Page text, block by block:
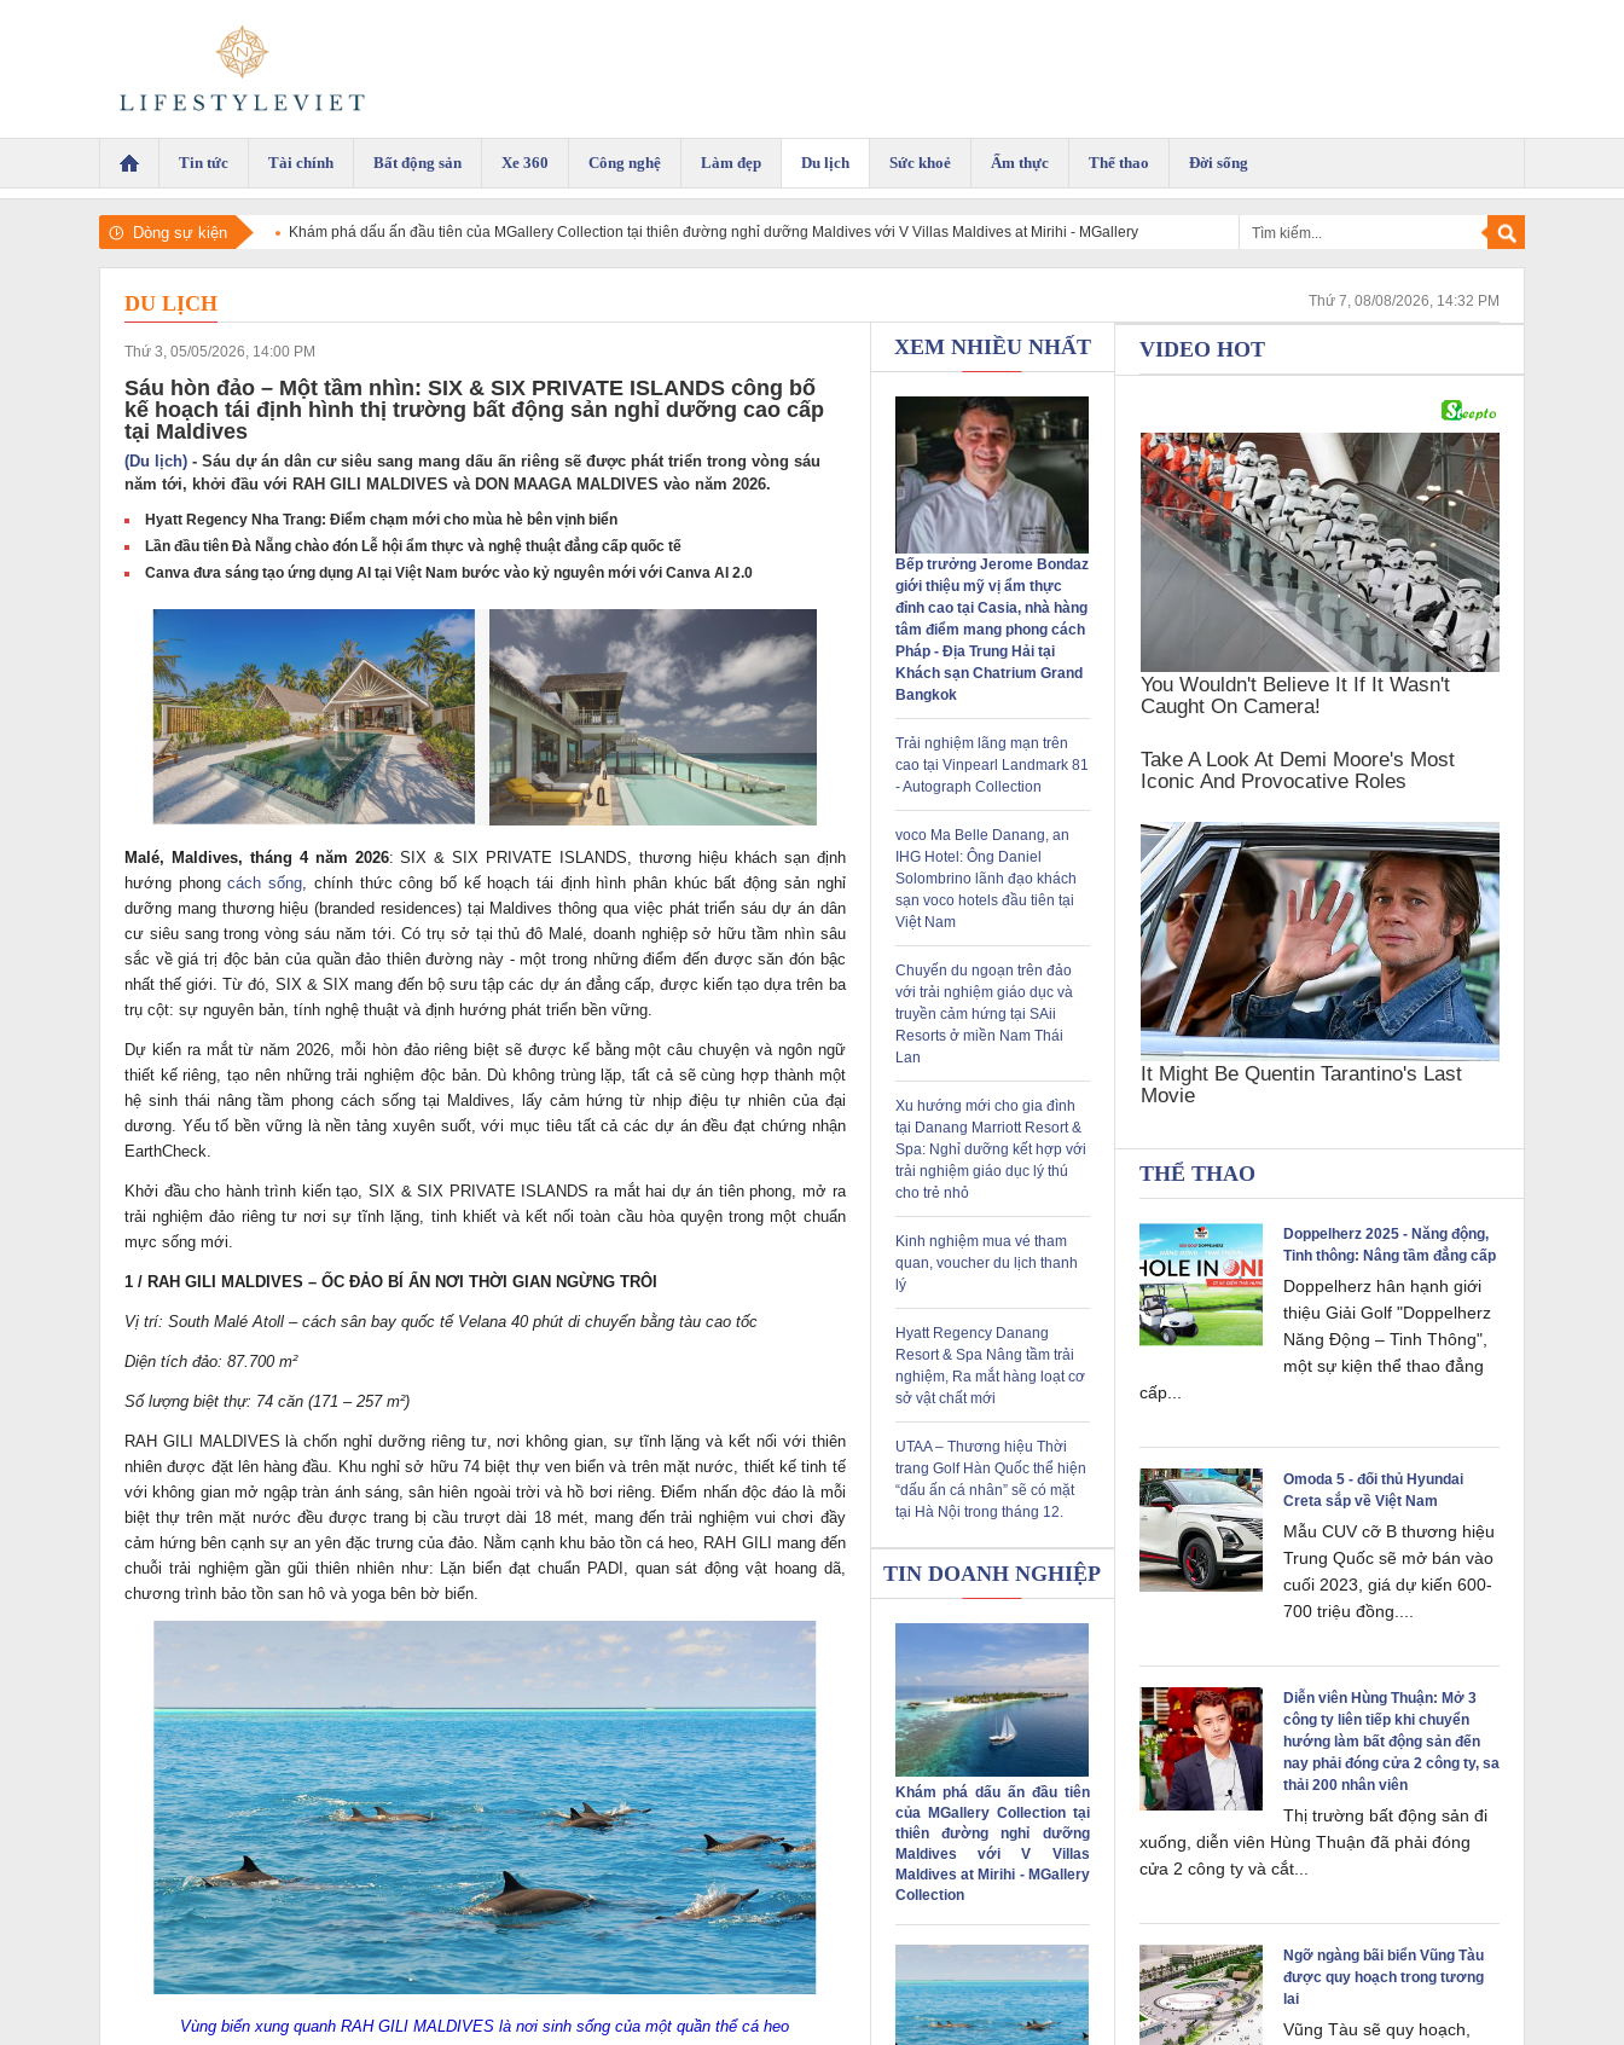
Tin tức Tài chính Bất động sản Xe 360 Công nghệ Làm đẹp Du lịch Sức khoẻ Ẩm thực Thể thao Đời sống
Dòng sự kiện
Khám phá dấu ấn đầu tiên của MGallery Collection tại thiên đường nghỉ dưỡng Maldives với V Villas Maldives at Mirihi - MGallery
Collection
DU LỊCH Thứ 7, 08/08/2026, 14:32 PM
Thứ 3, 05/05/2026, 14:00 PM
Sáu hòn đảo – Một tầm nhìn: SIX & SIX PRIVATE ISLANDS công bố
kế hoạch tái định hình thị trường bất động sản nghỉ dưỡng cao cấp
tại Maldives
(Du lịch) - Sáu dự án dân cư siêu sang mang dấu ấn riêng sẽ được phát triển trong vòng sáu
năm tới, khởi đầu với RAH GILI MALDIVES và DON MAAGA MALDIVES vào năm 2026.
Hyatt Regency Nha Trang: Điểm chạm mới cho mùa hè bên vịnh biển
Lần đầu tiên Đà Nẵng chào đón Lễ hội ẩm thực và nghệ thuật đẳng cấp quốc tế
Canva đưa sáng tạo ứng dụng AI tại Việt Nam bước vào kỷ nguyên mới với Canva AI 2.0
Malé, Maldives, tháng 4 năm 2026: SIX & SIX PRIVATE ISLANDS, thương hiệu khách sạn định
hướng phongcách sống, chính thức công bố kế hoạch tái định hình phân khúc bất động sản nghỉ
dưỡng mang thương hiệu (branded residences) tại Maldives thông qua việc phát triển sáu dự án dân
cư siêu sang trong vòng sáu năm tới. Có trụ sở tại thủ đô Malé, doanh nghiệp sở hữu tầm nhìn sâu
sắc về giá trị độc bản của quần đảo thiên đường này - một trong những điểm đến được săn đón bậc
nhất thế giới. Từ đó, SIX & SIX mang đến bộ sưu tập các dự án đẳng cấp, được kiến tạo dựa trên ba
trụ cột: sự nguyên bản, tính nghệ thuật và định hướng phát triển bền vững.
Dự kiến ra mắt từ năm 2026, mỗi hòn đảo riêng biệt sẽ được kể bằng một câu chuyện và ngôn ngữ
thiết kế riêng, tạo nên những trải nghiệm độc bản. Dù không trùng lặp, tất cả sẽ cùng hợp thành một
hệ sinh thái nâng tầm phong cách sống tại Maldives, lấy cảm hứng từ nhịp điệu tự nhiên của đại
dương. Yếu tố bền vững là nền tảng xuyên suốt, với mục tiêu tất cả các dự án đều đạt chứng nhận
EarthCheck.
Khởi đầu cho hành trình kiến tạo, SIX & SIX PRIVATE ISLANDS ra mắt hai dự án tiên phong, mở ra
trải nghiệm đảo riêng tư nơi sự tĩnh lặng, tinh khiết và kết nối toàn cầu hòa quyện trong một chuẩn
mực sống mới.
1 / RAH GILI MALDIVES – ỐC ĐẢO BÍ ẨN NƠI THỜI GIAN NGỪNG TRÔI
Vị trí: South Malé Atoll – cách sân bay quốc tế Velana 40 phút di chuyển bằng tàu cao tốc
Diện tích đảo: 87.700 m²
Số lượng biệt thự: 74 căn (171 – 257 m²)
RAH GILI MALDIVES là chốn nghỉ dưỡng riêng tư, nơi không gian, sự tĩnh lặng và kết nối với thiên
nhiên được đặt lên hàng đầu. Khu nghỉ sở hữu 74 biệt thự ven biển và trên mặt nước, thiết kế tinh tế
với không gian mở ngập tràn ánh sáng, sân hiên ngoài trời và hồ bơi riêng. Điểm nhấn độc đáo là mỗi
biệt thự trên mặt nước đều được trang bị cầu trượt dài 18 mét, mang đến trải nghiệm vui chơi đầy
cảm hứng bên cạnh sự an yên đặc trưng của đảo. Nằm cạnh khu bảo tồn cá heo, RAH GILI mang đến
chuỗi trải nghiệm gần gũi thiên nhiên như: Lặn biển đạt chuẩn PADI, quan sát động vật hoang dã,
chương trình bảo tồn san hô và yoga bên bờ biển.
Vùng biển xung quanh RAH GILI MALDIVES là nơi sinh sống của một quần thể cá heo
XEM NHIỀU NHẤT
Bếp trưởng Jerome Bondaz
giới thiệu mỹ vị ẩm thực
đỉnh cao tại Casia, nhà hàng
tâm điểm mang phong cách
Pháp - Địa Trung Hải tại
Khách sạn Chatrium Grand
Bangkok
Trải nghiệm lãng mạn trên
cao tại Vinpearl Landmark 81
- Autograph Collection
voco Ma Belle Danang, an
IHG Hotel: Ông Daniel
Solombrino lãnh đạo khách
sạn voco hotels đầu tiên tại
Việt Nam
Chuyến du ngoạn trên đảo
với trải nghiệm giáo dục và
truyền cảm hứng tại SAii
Resorts ở miền Nam Thái
Lan
Xu hướng mới cho gia đình
tại Danang Marriott Resort &
Spa: Nghỉ dưỡng kết hợp với
trải nghiệm giáo dục lý thú
cho trẻ nhỏ
Kinh nghiệm mua vé tham
quan, voucher du lịch thanh
lý
Hyatt Regency Danang
Resort & Spa Nâng tầm trải
nghiệm, Ra mắt hàng loạt cơ
sở vật chất mới
UTAA – Thương hiệu Thời
trang Golf Hàn Quốc thể hiện
“dấu ấn cá nhân” sẽ có mặt
tại Hà Nội trong tháng 12.
TIN DOANH NGHIỆP
Khám phá dấu ấn đầu tiên
của MGallery Collection tại
thiên đường nghỉ dưỡng
Maldives với V Villas
Maldives at Mirihi - MGallery
Collection
VIDEO HOT
THỂ THAO
Doppelherz 2025 - Năng động,
Tinh thông: Nâng tầm đẳng cấp
Doppelherz hân hạnh giới
thiệu Giải Golf "Doppelherz
Năng Động – Tinh Thông",
một sự kiện thể thao đẳng
cấp...
Omoda 5 - đối thủ Hyundai
Creta sắp về Việt Nam
Mẫu CUV cỡ B thương hiệu
Trung Quốc sẽ mở bán vào
cuối 2023, giá dự kiến 600-
700 triệu đồng....
Diễn viên Hùng Thuận: Mở 3
công ty liên tiếp khi chuyển
hướng làm bất động sản đến
nay phải đóng cửa 2 công ty, sa
thải 200 nhân viên
Thị trường bất động sản đi
xuống, diễn viên Hùng Thuận đã phải đóng
cửa 2 công ty và cắt...
Ngỡ ngàng bãi biển Vũng Tàu
được quy hoạch trong tương
lai
Vũng Tàu sẽ quy hoạch,